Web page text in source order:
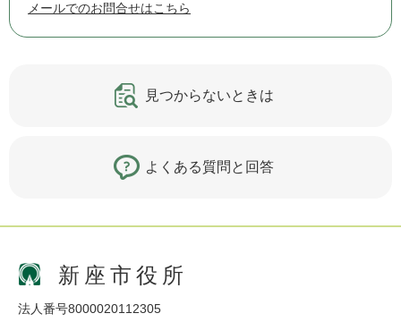
メールでのお問合せはこちら
見つからないときは
よくある質問と回答
新座市役所
法人番号8000020112305